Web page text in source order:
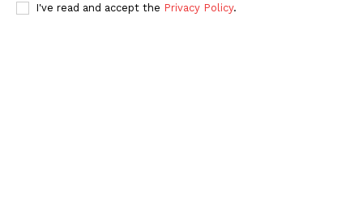
I've read and accept the Privacy Policy.